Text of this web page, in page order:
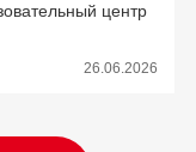
центр
26.06.2026